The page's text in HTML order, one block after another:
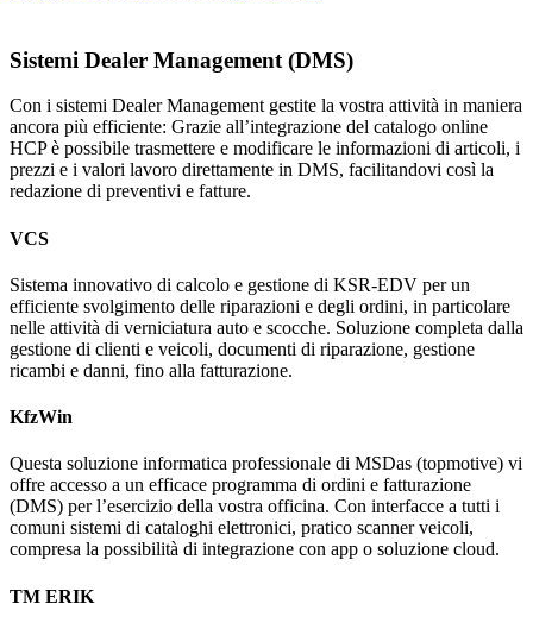
Sistemi Dealer Management (DMS)
Con i sistemi Dealer Management gestite la vostra attività in maniera
ancora più efficiente: Grazie all’integrazione del catalogo online
HCP è possibile trasmettere e modificare le informazioni di articoli, i
prezzi e i valori lavoro direttamente in DMS, facilitandovi così la
redazione di preventivi e fatture.
VCS
Sistema innovativo di calcolo e gestione di KSR-EDV per un
efficiente svolgimento delle riparazioni e degli ordini, in particolare
nelle attività di verniciatura auto e scocche. Soluzione completa dalla
gestione di clienti e veicoli, documenti di riparazione, gestione
ricambi e danni, fino alla fatturazione.
KfzWin
Questa soluzione informatica professionale di MSDas (topmotive) vi
offre accesso a un efficace programma di ordini e fatturazione
(DMS) per l’esercizio della vostra officina. Con interfacce a tutti i
comuni sistemi di cataloghi elettronici, pratico scanner veicoli,
compresa la possibilità di integrazione con app o soluzione cloud.
TM ERIK